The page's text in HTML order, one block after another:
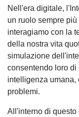
Nell'era digitale,
un ruolo sempre
interagiamo con la
della nostra vita
simulazione
consentendo loro
intelligenza umana,
problemi.
All'interno di questo